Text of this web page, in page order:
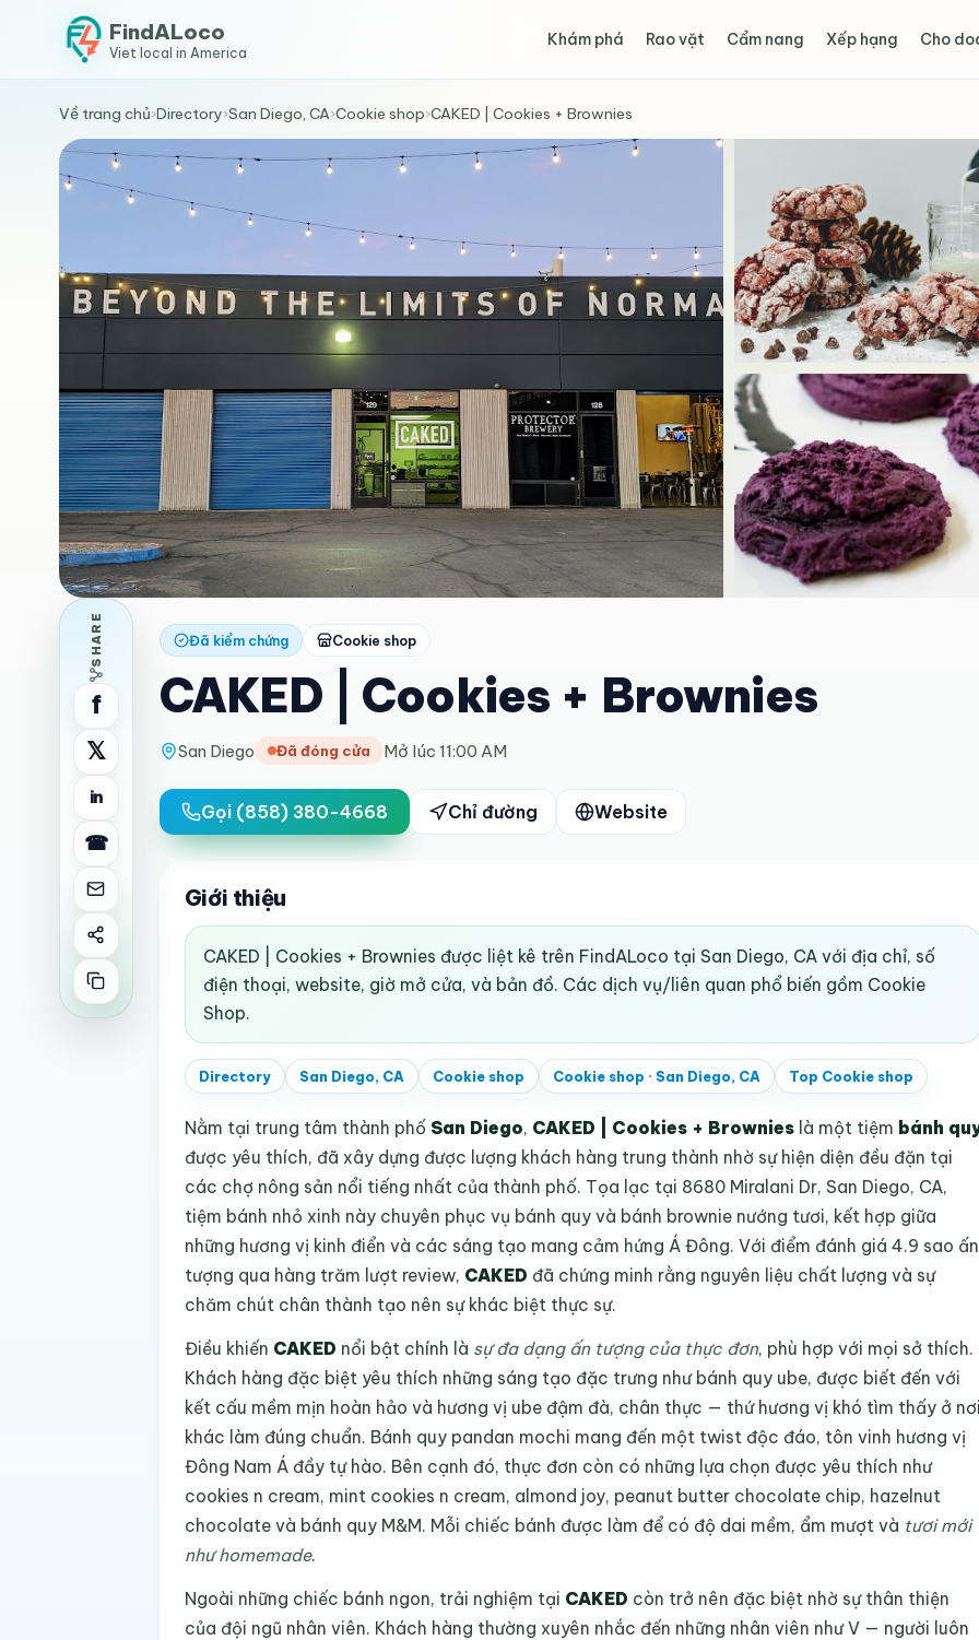
FindALoco
Viet local in America
Khám phá Rao vặt Cẩm nang Xếp hạng Cho
Về trang chủ›Directory›San Diego, CA›Cookie shop›CAKED | Cookies + Brownies
SHARE
f
𝕏
in
☎
Đã kiểm chứng Cookie shop
CAKED | Cookies + Brownies
San Diego Đã đóng cửa Mở lúc 11:00 AM
Gọi (858) 380-4668 Chỉ đường Website
Giới thiệu
CAKED | Cookies + Brownies được liệt kê trên FindALoco tại San Diego, CA với địa chỉ, số
điện thoại, website, giờ mở cửa, và bản đồ. Các dịch vụ/liên quan phổ biến gồm Cookie
Shop.
Directory San Diego, CA Cookie shop Cookie shop · San Diego, CA Top Cookie shop
Nằm tại trung tâm thành phố San Diego, CAKED | Cookies + Brownieslà một tiệm bánh
được yêu thích, đã xây dựng được lượng khách hàng trung thành nhờ sự hiện diện đều đặn tại
các chợ nông sản nổi tiếng nhất của thành phố. Tọa lạc tại 8680 Miralani Dr, San Diego, CA,
tiệm bánh nhỏ xinh này chuyên phục vụ bánh quy và bánh brownie nướng tươi, kết hợp giữa
những hương vị kinh điển và các sáng tạo mang cảm hứng Á Đông. Với điểm đánh giá 4.9 sao ấn
tượng qua hàng trăm lượt review, CAKED đã chứng minh rằng nguyên liệu chất lượng và sự
chăm chút chân thành tạo nên sự khác biệt thực sự.
Điều khiến CAKED nổi bật chính là sự đa dạng ấn tượng của thực đơn, phù hợp với mọi sở thích.
Khách hàng đặc biệt yêu thích những sáng tạo đặc trưng như bánh quy ube, được biết đến với
kết cấu mềm mịn hoàn hảo và hương vị ube đậm đà, chân thực — thứ hương vị khó tìm thấy ở nơi
khác làm đúng chuẩn. Bánh quy pandan mochi mang đến một twist độc đáo, tôn vinh hương vị
Đông Nam Á đầy tự hào. Bên cạnh đó, thực đơn còn có những lựa chọn được yêu thích như
cookies n cream, mint cookies n cream, almond joy, peanut butter chocolate chip, hazelnut
chocolate và bánh quy M&M. Mỗi chiếc bánh được làm để có độ dai mềm, ẩm mượt và tươi mới
như homemade.
Ngoài những chiếc bánh ngon, trải nghiệm tại CAKED còn trở nên đặc biệt nhờ sự thân thiện
của đội ngũ nhân viên. Khách hàng thường xuyên nhắc đến những nhân viên như V — người luôn